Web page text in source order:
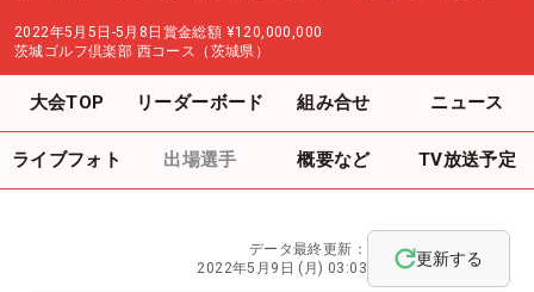
2022年5月5日-5月8日 賞金総額 ¥120,000,000
茨城ゴルフ倶楽部 西コース（茨城県）
大会TOP リーダーボード 組み合せ ニュース
ライブフォト 出場選手 概要など TV放送予定
データ最終更新：
2022年5月9日 (月) 03:03
更新する